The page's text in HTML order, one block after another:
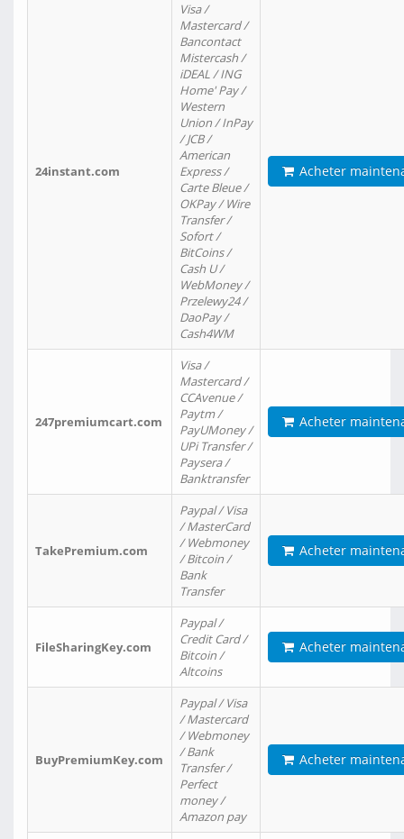
24instant.com
Visa /
Mastercard /
Bancontact
Mistercash /
iDEAL / ING
Home' Pay /
Western
Union / InPay
/ JCB /
American
Express /
Carte Bleue /
OKPay / Wire
Transfer /
Sofort /
BitCoins /
Cash U /
WebMoney /
Przelewy24 /
DaoPay /
Cash4WM
Acheter
247premiumcart.com
Visa /
Mastercard /
CCAvenue /
Paytm /
PayUMoney /
UPi Transfer /
Paysera /
Banktransfer
Acheter
TakePremium.com
Paypal / Visa
/ MasterCard
/ Webmoney
/ Bitcoin /
Bank
Transfer
Acheter
FileSharingKey.com
Paypal /
Credit Card /
Bitcoin /
Altcoins
Acheter
BuyPremiumKey.com
Paypal / Visa
/ Mastercard
/ Webmoney
/ Bank
Transfer /
Perfect
money /
Amazon pay
Acheter